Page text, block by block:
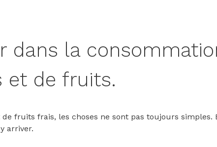
dans la
et de fruits.
fruits frais, les choses ne sont pas toujours simples.
arriver.